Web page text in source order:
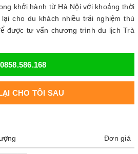
khởi hành từ Hà Nội với khoảng thời
cho du khách nhiều trải nghiệm thú
được tư vấn chương trình du lịch Trà
0858.586.168
CHO TÔI SAU
Đơn giá